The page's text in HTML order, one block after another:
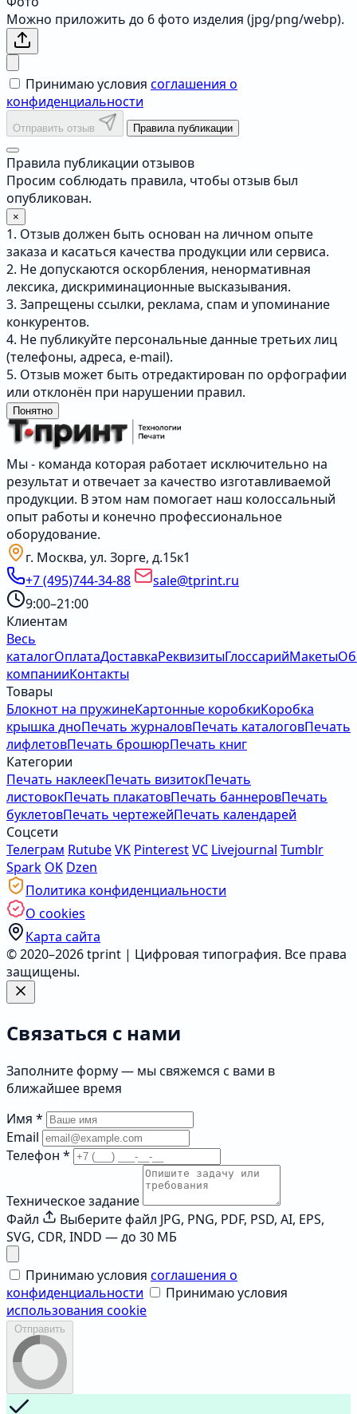
Можно приложить до 6 фото изделия (jpg/png/webp).
Принимаю условия соглашения о
конфиденциальности
Отправить отзыв Правила публикации
Правила публикации отзывов
Просим соблюдать правила, чтобы отзыв был
опубликован.
×
1. Отзыв должен быть основан на личном опыте
заказа и касаться качества продукции или сервиса.
2. Не допускаются оскорбления, ненормативная
лексика, дискриминационные высказывания.
3. Запрещены ссылки, реклама, спам и упоминание
конкурентов.
4. Не публикуйте персональные данные третьих лиц
(телефоны, адреса, e-mail).
5. Отзыв может быть отредактирован по орфографии
или отклонён при нарушении правил.
Понятно
Мы - команда которая работает исключительно на
результат и отвечает за качество изготавливаемой
продукции. В этом нам помогает наш колоссальный
опыт работы и конечно профессиональное
оборудование.
г. Москва, ул. Зорге, д.15к1
+7 (495)744-34-88
sale@tprint.ru
9:00–21:00
Клиентам
Весь
каталогОплатаДоставкаРеквизитыГлоссарийМакеты
компанииКонтакты
Товары
Блокнот на пружинеКартонные коробкиКоробка
крышка дноПечать журналовПечать каталоговПечать
лифлетовПечать брошюрПечать книг
Категории
Печать наклеекПечать визитокПечать
листовокПечать плакатовПечать баннеровПечать
буклетовПечать чертежейПечать календарей
Соцсети
Телеграм RutubeVK PinterestVC Livejournal Tumblr
Spark OK Dzen
Политика конфиденциальности
О cookies
Карта сайта
© 2020–2026 tprint | Цифровая типография. Все права
защищены.
Связаться с нами
Заполните форму — мы свяжемся с вами в
ближайшее время
Имя *
Email
Телефон *
Техническое задание
Файл
Выберите файл JPG, PNG, PDF, PSD, AI, EPS,
SVG, CDR, INDD — до 30 МБ
Принимаю условия соглашения о
конфиденциальности
Принимаю условия
использования cookie
Отправить